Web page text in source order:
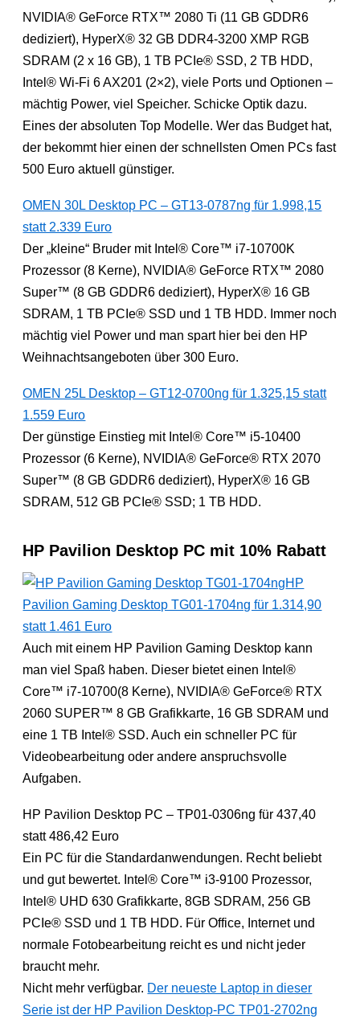
NVIDIA® GeForce RTX™ 2080 Ti (11 GB GDDR6
dediziert), HyperX® 32 GB DDR4-3200 XMP RGB
SDRAM (2 x 16 GB), 1 TB PCIe® SSD, 2 TB HDD,
Intel® Wi-Fi 6 AX201 (2×2), viele Ports und Optionen –
mächtig Power, viel Speicher. Schicke Optik dazu.
Eines der absoluten Top Modelle. Wer das Budget hat,
der bekommt hier einen der schnellsten Omen PCs fast
500 Euro aktuell günstiger.
OMEN 30L Desktop PC – GT13-0787ng für 1.998,15
statt 2.339 Euro
Der „kleine“ Bruder mit Intel® Core™ i7-10700K
Prozessor (8 Kerne), NVIDIA® GeForce RTX™ 2080
Super™ (8 GB GDDR6 dediziert), HyperX® 16 GB
SDRAM, 1 TB PCIe® SSD und 1 TB HDD. Immer noch
mächtig viel Power und man spart hier bei den HP
Weihnachtsangeboten über 300 Euro.
OMEN 25L Desktop – GT12-0700ng für 1.325,15 statt
1.559 Euro
Der günstige Einstieg mit Intel® Core™ i5-10400
Prozessor (6 Kerne), NVIDIA® GeForce® RTX 2070
Super™ (8 GB GDDR6 dediziert), HyperX® 16 GB
SDRAM, 512 GB PCIe® SSD; 1 TB HDD.
HP Pavilion Desktop PC mit 10% Rabatt
HP
Pavilion Gaming Desktop TG01-1704ng für 1.314,90
statt 1.461 Euro
Auch mit einem HP Pavilion Gaming Desktop kann
man viel Spaß haben. Dieser bietet einen Intel®
Core™ i7-10700(8 Kerne), NVIDIA® GeForce® RTX
2060 SUPER™ 8 GB Grafikkarte, 16 GB SDRAM und
eine 1 TB Intel® SSD. Auch ein schneller PC für
Videobearbeitung oder andere anspruchsvolle
Aufgaben.
HP Pavilion Desktop PC – TP01-0306ng für 437,40
statt 486,42 Euro
Ein PC für die Standardanwendungen. Recht beliebt
und gut bewertet. Intel® Core™ i3-9100 Prozessor,
Intel® UHD 630 Grafikkarte, 8GB SDRAM, 256 GB
PCIe® SSD und 1 TB HDD. Für Office, Internet und
normale Fotobearbeitung reicht es und nicht jeder
braucht mehr.
Nicht mehr verfügbar. Der neueste Laptop in dieser
Serie ist der HP Pavilion Desktop-PC TP01-2702ng